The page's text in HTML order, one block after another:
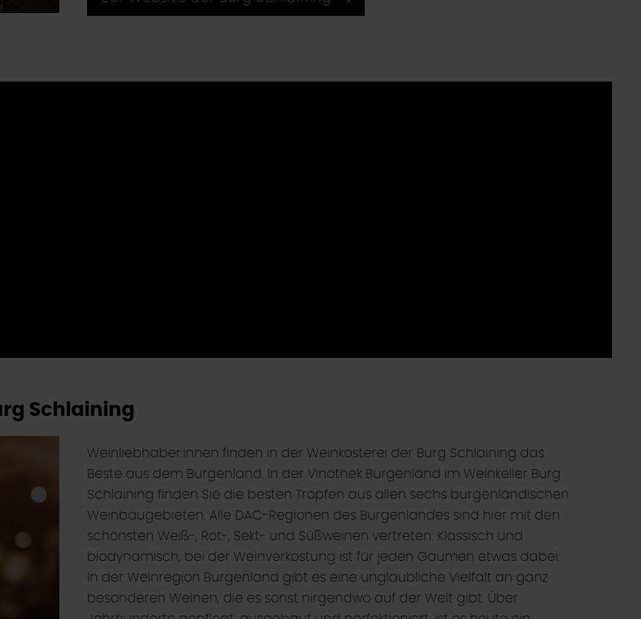
Schlaining
Weinliebhaber:innen finden in der Weinkosterei der Burg Schlaining das
Beste aus dem Burgenland. In der Vinothek Burgenland im Weinkeller Burg
Schlaining finden Sie die besten Tropfen aus allen sechs burgenländischen
Weinbaugebieten. Alle DAC-Regionen des Burgenlandes sind hier mit den
schönsten Weiß-, Rot-, Sekt- und Süßweinen vertreten. Klassisch und
biodynamisch, bei der Weinverkostung ist für jeden Gaumen etwas dabei.
In der Weinregion Burgenland gibt es eine unglaubliche Vielfalt an ganz
besonderen Weinen, die es sonst nirgendwo auf der Welt gibt. Über